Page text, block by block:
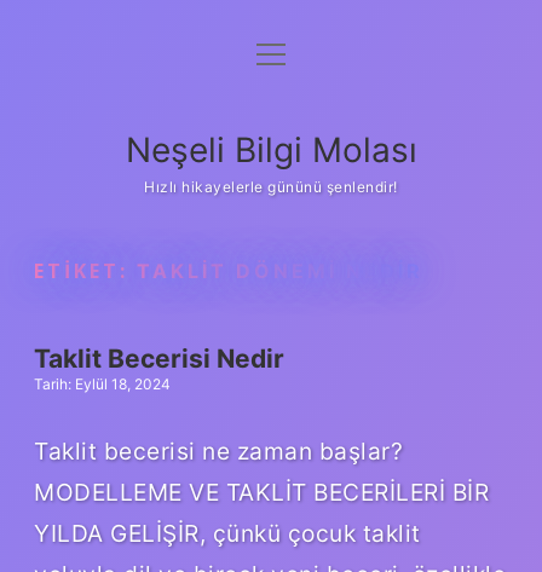
Anasayfa
Yasal Uyarı
menüyü
Neşeli Bilgi Molası
Hızlı hikayelerle gününü şenlendir!
ETIKET: TAKLIT DÖNEMI NEDIR
Taklit Becerisi Nedir
Tarih: Eylül 18, 2024
Taklit becerisi ne zaman başlar?
MODELLEME VE TAKLİT BECERİLERİ BİR
YILDA GELİŞİR, çünkü çocuk taklit